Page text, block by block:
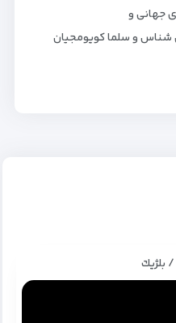
جهانی و
و سلما کویومجیان
بلژيك